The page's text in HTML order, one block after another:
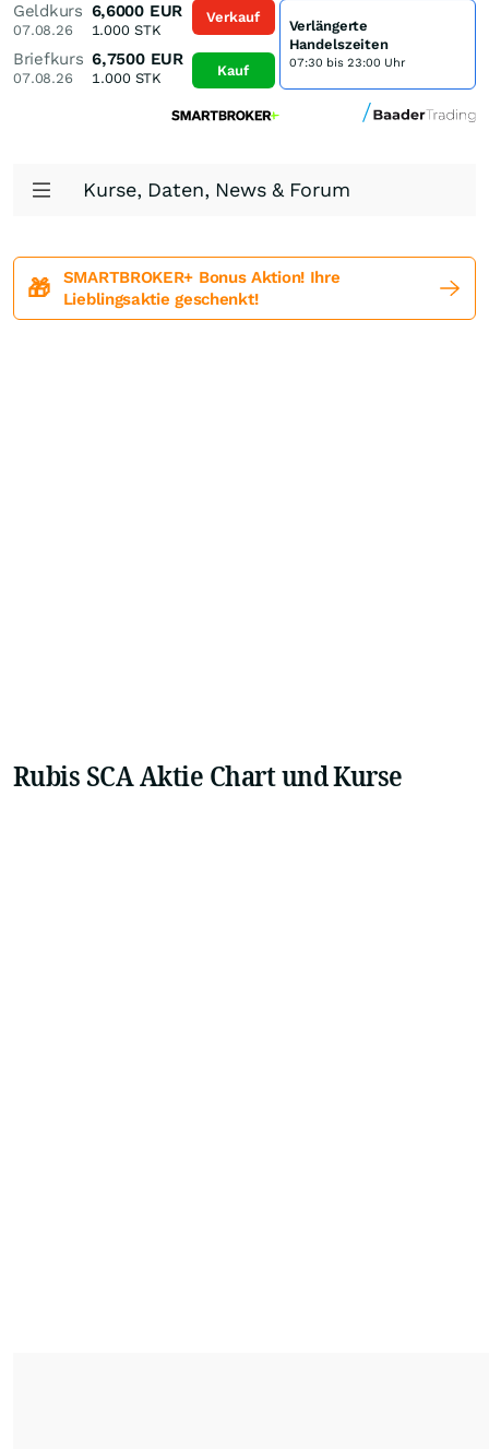
Geldkurs
07.08.26
6,6000 EUR
1.000STK
Briefkurs
07.08.26
6,7500 EUR
1.000STK
Verkauf
Kauf
Verlängerte
Handelszeiten
07:30 bis 23:00 Uhr
Kurse, Daten, News & Forum
🎁
SMARTBROKER+ Bonus Aktion! Ihre
Lieblingsaktie geschenkt!
Rubis SCA Aktie Chart und Kurse